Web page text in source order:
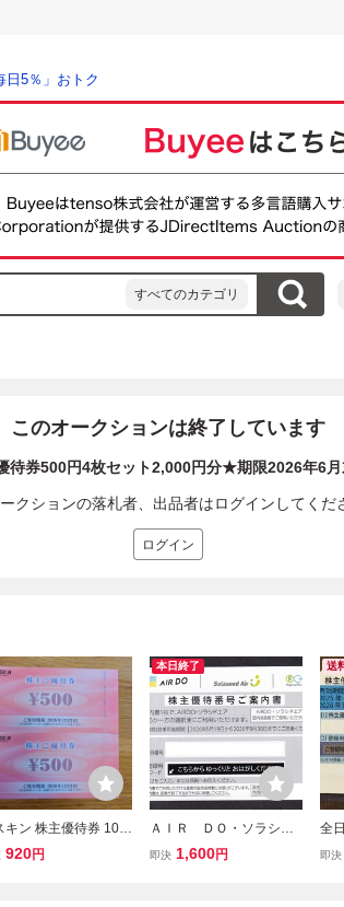
日5％」おトク
すべてのカテゴリ
このオークションは終了しています
待券500円4枚セット2,000円分★期限2026年6
クションの落札者、出品者はログインしてくだ
ログイン
キン 株主優待券 100
(500円×2枚) 有効期
920円
本日終了
ＡＩＲ ＤＯ・ソラシド
エア株主優待券 2026年
即決 1,600円
送
全
☆
即決